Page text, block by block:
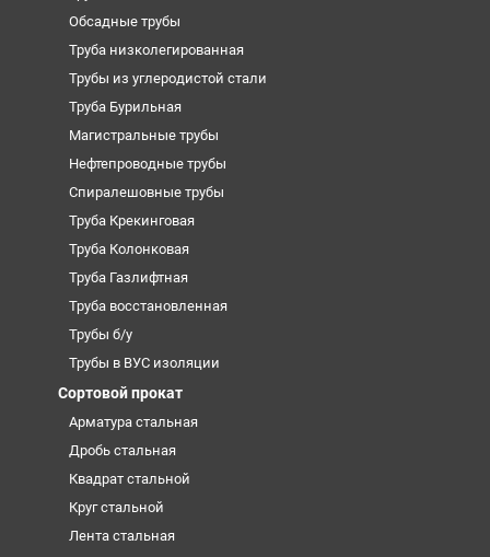
Обсадные трубы
Труба низколегированная
Трубы из углеродистой стали
Труба Бурильная
Магистральные трубы
Нефтепроводные трубы
Спиралешовные трубы
Труба Крекинговая
Труба Колонковая
Труба Газлифтная
Труба восстановленная
Трубы б/у
Трубы в ВУС изоляции
Сортовой прокат
Арматура стальная
Дробь стальная
Квадрат стальной
Круг стальной
Лента стальная